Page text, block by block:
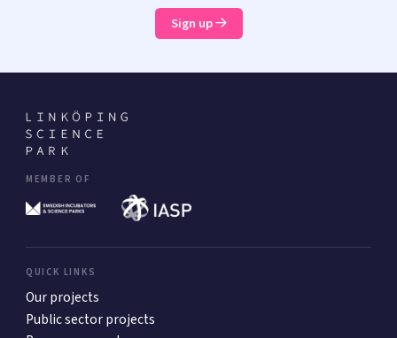
Sign up
MEMBER OF
QUICK LINKS
Our projects
Public sector projects